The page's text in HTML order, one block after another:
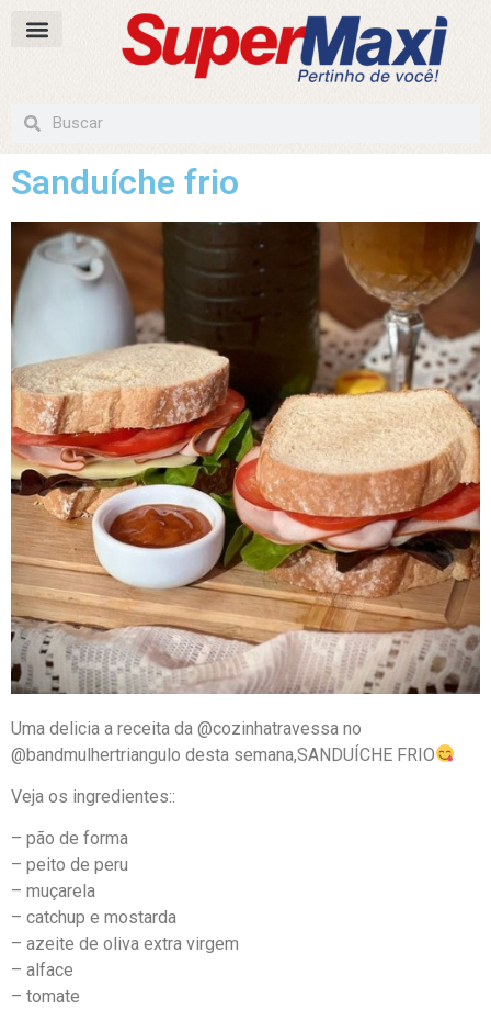
Sanduíche frio
Uma delicia a receita da @cozinhatravessa no
@bandmulhertriangulo desta semana,SANDUÍCHE FRIO
Veja os ingredientes::
– pão de forma
– peito de peru
– muçarela
– catchup e mostarda
– azeite de oliva extra virgem
– alface
– tomate